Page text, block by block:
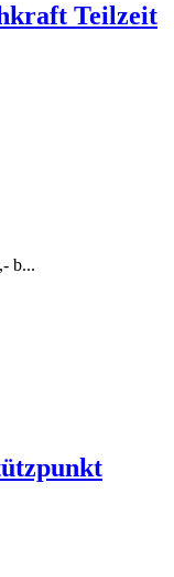
Teilzeit
b...